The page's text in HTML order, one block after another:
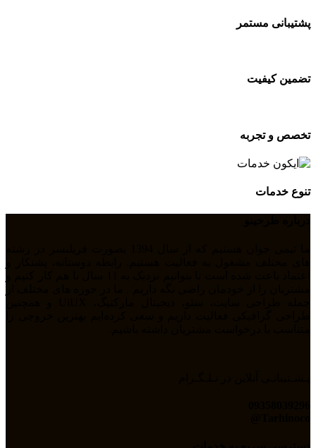
پشتیبانی مستمر
تضمین کیفیت
تخصص و تجربه
تنوع خدمات